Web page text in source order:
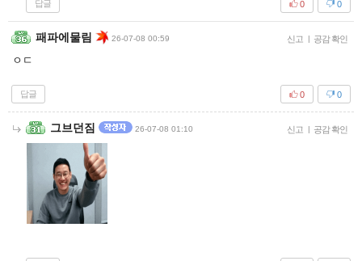
답글 0
0
패파에물림 26-07-08 00:59 신고 | 공감 확인
ㅇㄷ
답글 0
0
그브던짐 26-07-08 01:10 신고 | 공감 확인